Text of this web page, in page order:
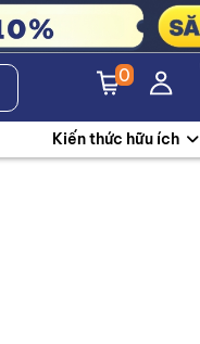
0
Kiến thức hữu ích